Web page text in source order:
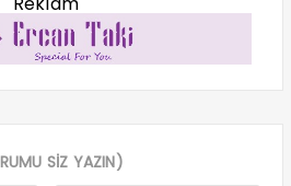
SİZ YAZIN)